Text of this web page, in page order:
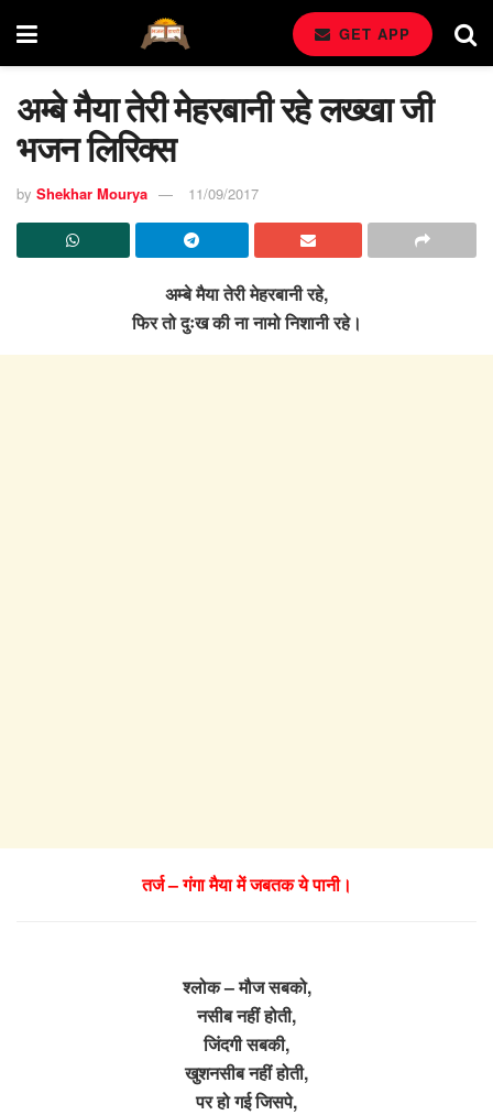
GET APP
अम्बे मैया तेरी मेहरबानी रहे लख्खा जी
भजन लिरिक्स
by Shekhar Mourya 11/09/2017
अम्बे मैया तेरी मेहरबानी रहे,
फिर तो दुःख की ना नामो निशानी रहे।
तर्ज – गंगा मैया में जबतक ये पानी।
श्लोक – मौज सबको,
नसीब नहीं होती,
जिंदगी सबकी,
खुशनसीब नहीं होती,
पर हो गई जिसपे,